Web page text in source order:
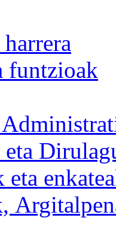
funtzioak
eta